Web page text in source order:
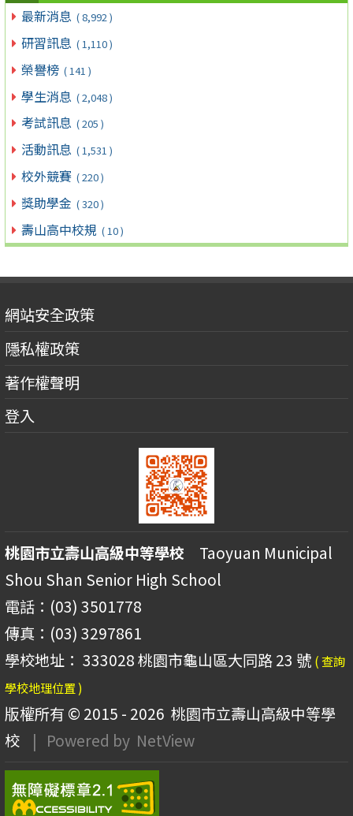
最新消息 ( 8,992 )
研習訊息 ( 1,110 )
榮譽榜 ( 141 )
學生消息 ( 2,048 )
考試訊息 ( 205 )
活動訊息 ( 1,531 )
校外競賽 ( 220 )
獎助學金 ( 320 )
壽山高中校規 ( 10 )
網站安全政策
隱私權政策
著作權聲明
登入
桃園市立壽山高級中等學校 Taoyuan Municipal
Shou Shan Senior High School
電話：(03) 3501778
傳真：(03) 3297861
學校地址： 333028 桃園市龜山區大同路 23 號 ( 查詢
學校地理位置 )
版權所有 © 2015 - 2026 桃園市立壽山高級中等學
校
| Powered by NetView